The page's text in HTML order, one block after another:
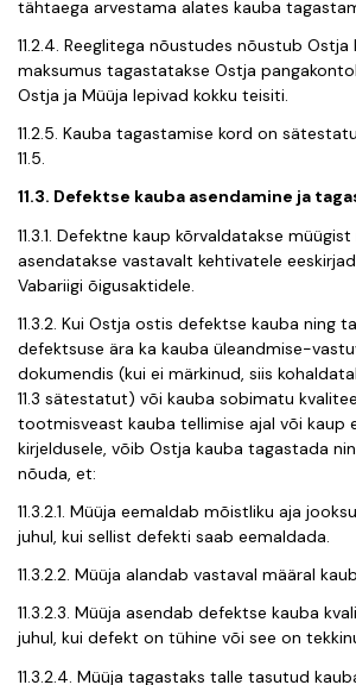
tähtaega arvestama alates kauba
11.2.4. Reeglitega nõustudes nõustub
maksumus tagastatakse Ostja
Ostja ja Müüja lepivad kokku teisiti.
11.2.5. Kauba tagastamise kord on
11.5.
11.3. Defektse kauba asendamine ja
11.3.1. Defektne kaup kõrvaldatakse
asendatakse vastavalt kehtivatele
Vabariigi õigusaktidele.
11.3.2. Kui Ostja ostis defektse kauba ning
defektsuse ära ka kauba üleandmise-
dokumendis (kui ei märkinud, siis
11.3 sätestatut) või kauba sobimatu
tootmisveast kauba tellimise ajal või kaup
kirjeldusele, võib Ostja kauba tagastada
nõuda, et:
11.3.2.1. Müüja eemaldab mõistliku aja
juhul, kui sellist defekti saab eemaldada.
11.3.2.2. Müüja alandab vastaval määral
11.3.2.3. Müüja asendab defektse kauba
juhul, kui defekt on tühine või see on
11.3.2.4. Müüja tagastaks talle tasutud